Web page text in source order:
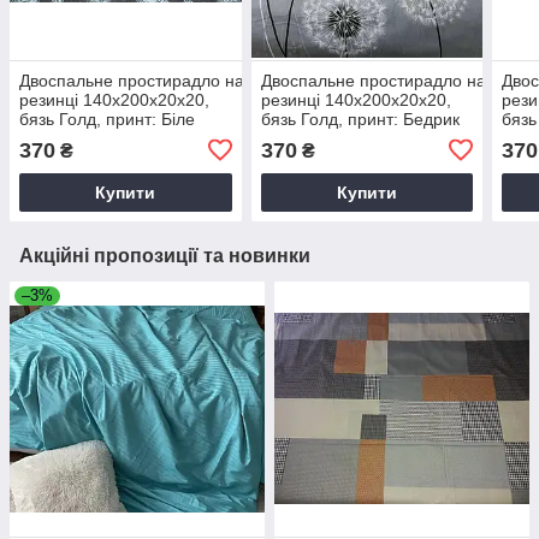
Двоспальне простирадло на
резинці 140х200х20х20,
бязь Голд, принт: Біле
370 ₴
Купити
Двоспальне простирадло на
резинці 140х200х20х20,
бязь Голд, принт: Бедрик
370₴
Купити
370
Акційні пропозиції та новинки
–3%